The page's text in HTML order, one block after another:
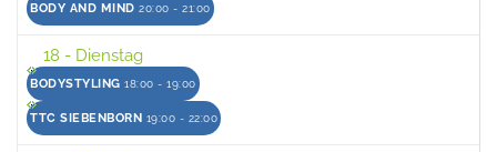
BODY AND MIND 20:00 - 21:00
18 - Dienstag
BODYSTYLING 18:00 - 19:00
TTC SIEBENBORN 19:00 - 22:00